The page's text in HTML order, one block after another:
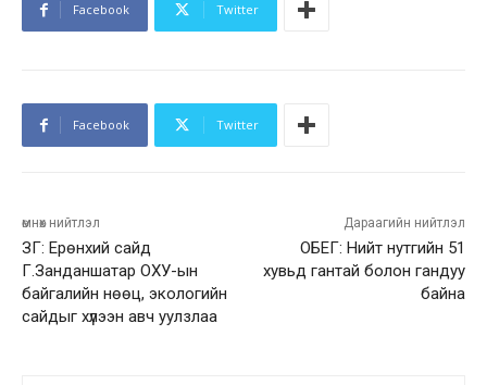
Facebook Twitter
Facebook Twitter
өмнөх нийтлэл
ЗГ: Ерөнхий сайд
Г.Занданшатар ОХУ-ын
байгалийн нөөц, экологийн
сайдыг хүлээн авч уулзлаа
Дараагийн нийтлэл
ОБЕГ: Нийт нутгийн 51
хувьд гантай болон гандуу
байна